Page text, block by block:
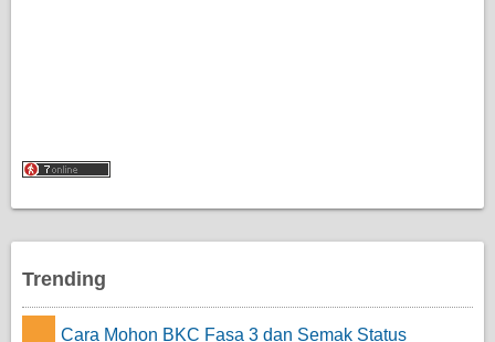
Trending
Cara Mohon BKC Fasa 3 dan Semak Status